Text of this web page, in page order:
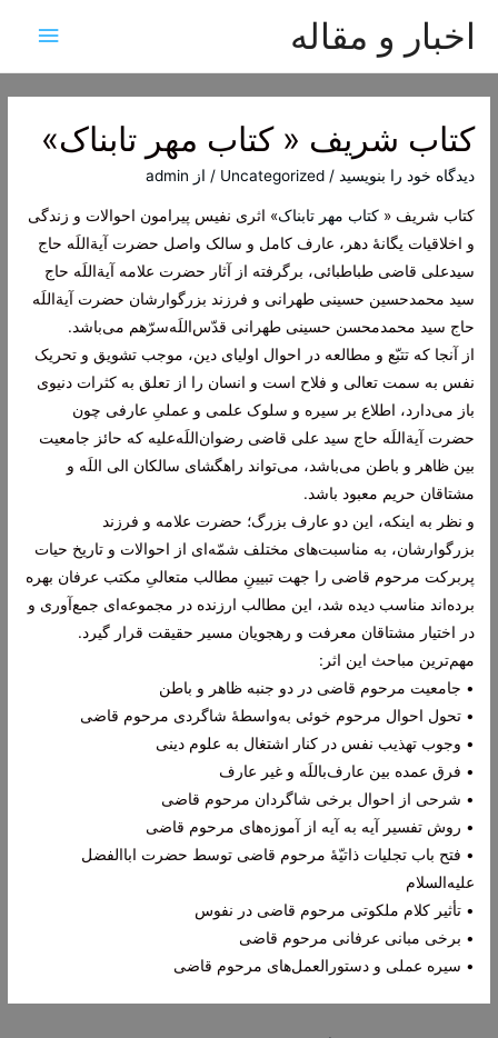
اخبار و مقاله
اصلی
کتاب شریف « کتاب مهر تابناک»
دیدگاه‌ خود را بنویسید /
Uncategorized / از admin
کتاب شریف «کتاب مهر تابناک» اثری نفیس پیرامون احوالات و زندگی
و اخلاقیات یگانۀ دهر، عارف کامل و سالک واصل حضرت آیة‌اللَه حاج
سیدعلی قاضی طباطبائی، برگرفته از آثار حضرت علامه آیة‌اللَه حاج
سید محمدحسین حسینی طهرانی و فرزند بزرگوارشان حضرت آیة‌اللَه
حاج سید محمدمحسن حسینی طهرانی قدّس‌اللَه‌سرّهم می‌باشد.
از آنجا که تتبّع و مطالعه در احوال اولیای دین، موجب تشویق و تحریک
نفس به سمت تعالی و فلاح است و انسان را از تعلق به کثرات دنیوی
باز می‌دارد، اطلاع بر سیره و سلوک علمی و عملیِ عارفی چون
حضرت آیة‌اللَه حاج سید علی قاضی رضوان‌اللَه‌علیه که حائز جامعیت
بین ظاهر و باطن می‌باشد، می‌تواند راهگشای سالکان الی اللَه و
مشتاقان حریم معبود باشد.
و نظر به اینکه، این دو عارف بزرگ؛ حضرت علامه و فرزند
بزرگوارشان، به مناسبت‌های مختلف شمّه‌ای از احوالات و تاریخ حیات
پربرکت مرحوم قاضی را جهت تبیینِ مطالب متعالیِ مکتب عرفان بهره‌
برده‌اند مناسب دیده شد، این مطالب ارزنده در مجموعه‌ای جمع‌آوری و
در اختیار مشتاقان معرفت و رهجویان مسیر حقیقت قرار گیرد.
مهم‌ترین مباحث این اثر:
• جامعیت مرحوم قاضی در دو جنبه ظاهر و باطن
• تحول احوال مرحوم خوئی به‌واسطۀ شاگردی مرحوم قاضی
• وجوب تهذیب نفس در کنار اشتغال به علوم دینی
• فرق عمده بین عارف‌باللَه و غیر عارف
• شرحی از احوال برخی شاگردان مرحوم قاضی
• روش تفسیر آیه به آیه از آموزه‌های مرحوم قاضی
• فتح باب تجلیات ذاتیّۀ مرحوم قاضی توسط حضرت اباالفضل
علیه‌السلام
• تأثیر کلام ملکوتی مرحوم قاضی در نفوس
• برخی مبانی عرفانی مرحوم قاضی
• سیره عملی و دستورالعمل‌های مرحوم قاضی